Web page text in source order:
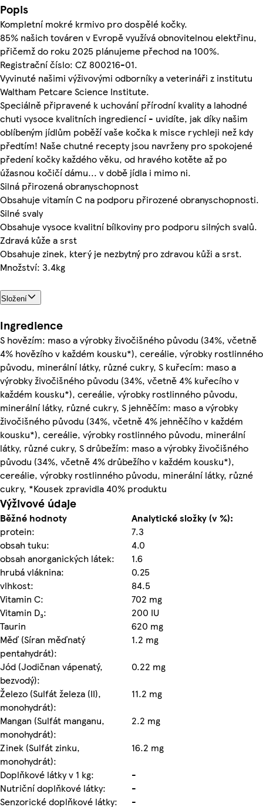
Popis
Kompletní mokré krmivo pro dospělé kočky.
85% našich továren v Evropě využívá obnovitelnou elektřinu,
přičemž do roku 2025 plánujeme přechod na 100%.
Registrační číslo: CZ 800216-01.
Vyvinuté našimi výživovými odborníky a veterináři z institutu
Waltham Petcare Science Institute.
Speciálně připravené k uchování přírodní kvality a lahodné
chuti vysoce kvalitních ingrediencí - uvidíte, jak díky našim
oblíbeným jídlům poběží vaše kočka k misce rychleji než kdy
předtím! Naše chutné recepty jsou navrženy pro spokojené
předení kočky každého věku, od hravého kotěte až po
úžasnou kočičí dámu... v době jídla i mimo ni.
Silná přirozená obranyschopnost
Obsahuje vitamín C na podporu přirozené obranyschopnosti.
Silné svaly
Obsahuje vysoce kvalitní bílkoviny pro podporu silných svalů.
Zdravá kůže a srst
Obsahuje zinek, který je nezbytný pro zdravou kůži a srst.
Množství: 3.4kg
Složení
Ingredience
S hovězím: maso a výrobky živočišného původu (34%, včetně
4% hovězího v každém kousku*), cereálie, výrobky rostlinného
původu, minerální látky, různé cukry, S kuřecím: maso a
výrobky živočišného původu (34%, včetně 4% kuřecího v
každém kousku*), cereálie, výrobky rostlinného původu,
minerální látky, různé cukry, S jehněčím: maso a výrobky
živočišného původu (34%, včetně 4% jehněčího v každém
kousku*), cereálie, výrobky rostlinného původu, minerální
látky, různé cukry, S drůbežím: maso a výrobky živočišného
původu (34%, včetně 4% drůbežího v každém kousku*),
cereálie, výrobky rostlinného původu, minerální látky, různé
cukry, *Kousek zpravidla 40% produktu
Výživové údaje
Běžné hodnoty
Analytické složky (v %):
protein:
7.3
obsah tuku:
4.0
obsah anorganických látek:
1.6
hrubá vláknina:
0.25
vlhkost:
84.5
Vitamin C:
702 mg
Vitamin D₃:
200 IU
Taurin
620 mg
Měď (Síran měďnatý
pentahydrát):
1.2 mg
Jód (Jodičnan vápenatý,
bezvodý):
0.22 mg
Železo (Sulfát železa (II),
monohydrát):
11.2 mg
Mangan (Sulfát manganu,
monohydrát):
2.2 mg
Zinek (Sulfát zinku,
monohydrát):
16.2 mg
Doplňkové látky v 1 kg:
-
Nutriční doplňkové látky:
-
Senzorické doplňkové látky:
-